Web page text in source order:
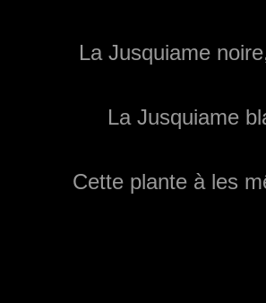
La Jusquiame
La Jusquiame
Cette plante à les